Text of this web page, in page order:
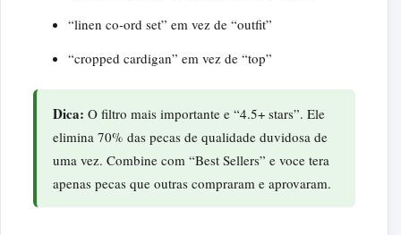
“linen co-ord set” em vez de “outfit”
“cropped cardigan” em vez de “top”
Dica: O filtro mais importante e “4.5+ stars”. Ele
elimina 70% das pecas de qualidade duvidosa de
uma vez. Combine com “Best Sellers” e voce tera
apenas pecas que outras compraram e aprovaram.